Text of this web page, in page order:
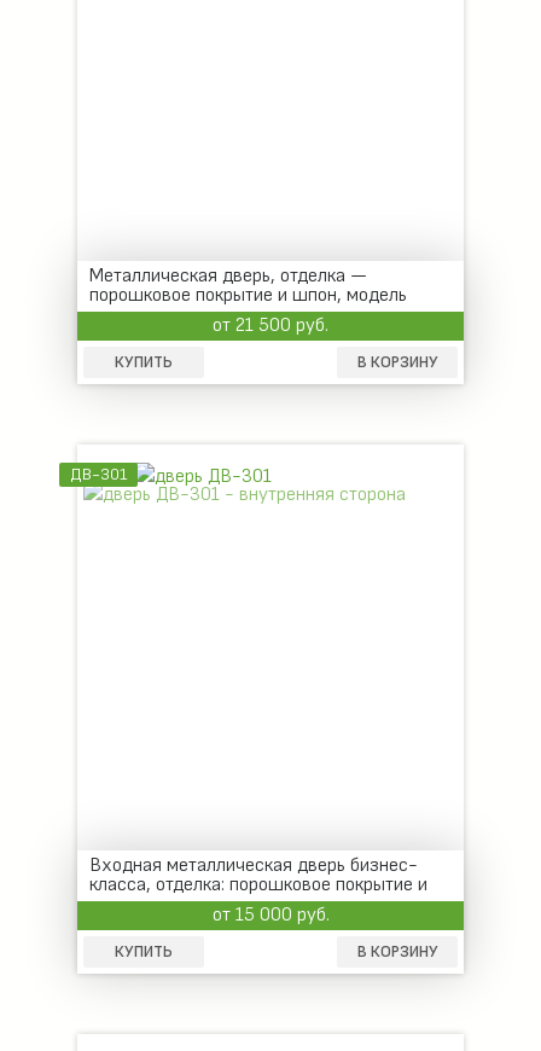
Металлическая дверь, отделка —
порошковое покрытие и шпон, модель
бизнес-классаот 21 500 руб.
КУПИТЬ В КОРЗИНУ
ДВ-301
Входная металлическая дверь бизнес-
класса, отделка: порошковое покрытие и
МДФ
от 15 000 руб.
КУПИТЬ В КОРЗИНУ